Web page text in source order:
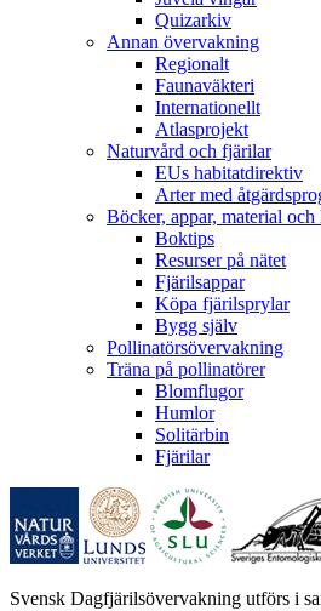
Quizarkiv
Annan övervakning
Regionalt
Faunaväkteri
Internationellt
Atlasprojekt
Naturvård och fjärilar
EUs habitatdirektiv
Arter med
Böcker, appar, material och
Boktips
Resurser på nätet
Fjärilsappar
Köpa fjärilsprylar
Bygg själv
Pollinatörsövervakning
Träna på pollinatörer
Blomflugor
Humlor
Solitärbin
Fjärilar
Svensk Dagfjärilsövervakning utförs i